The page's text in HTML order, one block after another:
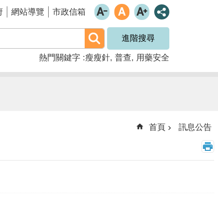
網站導覽 市政信箱
進階搜尋
熱門關鍵字 瘦瘦針 普查 用藥安全
首頁 訊息公告